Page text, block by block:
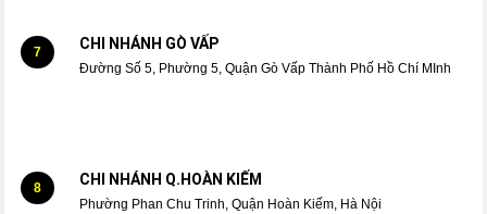
7 CHI NHÁNH GÒ VẤP
Đường Số 5, Phường 5, Quận Gò Vấp Thành Phố Hồ Chí MInh
8 CHI NHÁNH Q.HOÀN KIẾM
Phường Phan Chu Trinh, Quận Hoàn Kiếm, Hà Nội